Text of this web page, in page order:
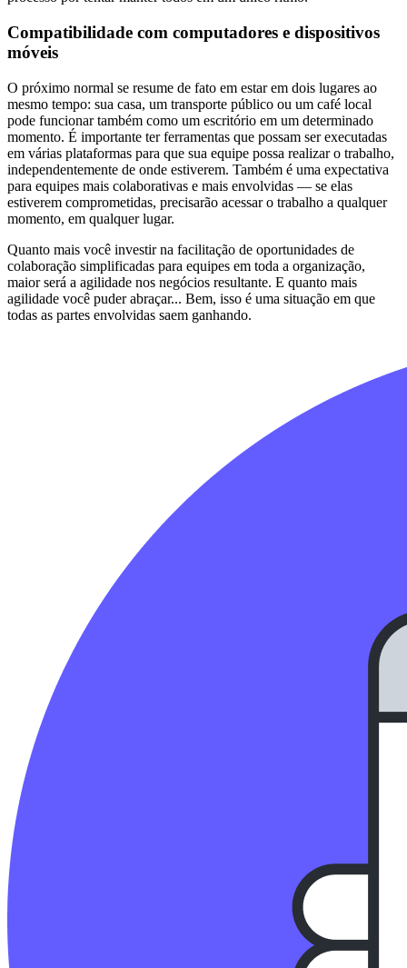
Compatibilidade com computadores e dispositivos
móveis
O próximo normal se resume de fato em estar em dois lugares ao
mesmo tempo: sua casa, um transporte público ou um café local
pode funcionar também como um escritório em um determinado
momento. É importante ter ferramentas que possam ser executadas
em várias plataformas para que sua equipe possa realizar o trabalho,
independentemente de onde estiverem. Também é uma expectativa
para equipes mais colaborativas e mais envolvidas — se elas
estiverem comprometidas, precisarão acessar o trabalho a qualquer
momento, em qualquer lugar.
Quanto mais você investir na facilitação de oportunidades de
colaboração simplificadas para equipes em toda a organização,
maior será a agilidade nos negócios resultante. E quanto mais
agilidade você puder abraçar... Bem, isso é uma situação em que
todas as partes envolvidas saem ganhando.